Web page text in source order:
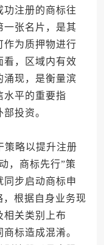
功注册的商标往
一张名片，是其
作为质押物进行
看，区域内有效
涌现，是衡量滨
水平的重要指
投资。
略以提升注册
，商标先行”策
同步启动商标申
，根据自身业务现
相关类别上布
标造成混淆。